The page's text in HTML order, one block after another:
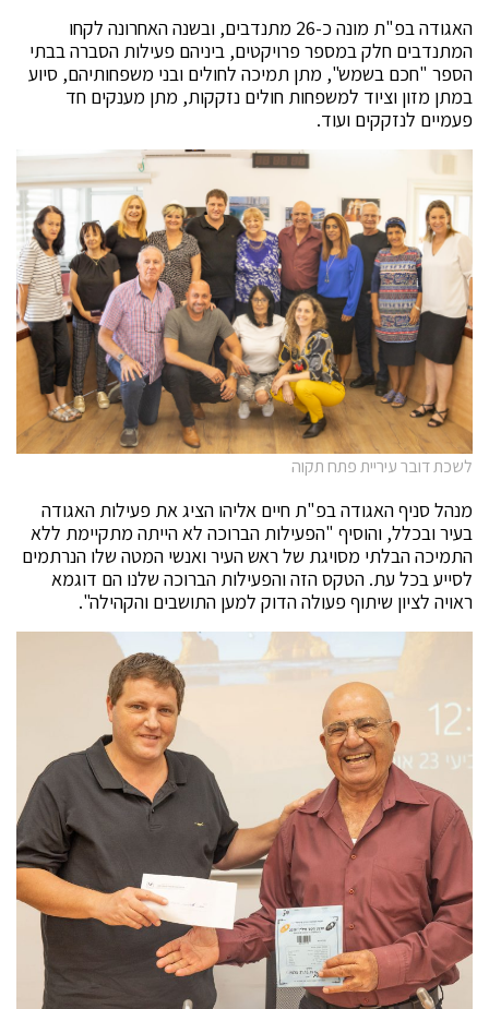
האגודה בפ"ת מונה כ-26 מתנדבים, ובשנה האחרונה לקחו
המתנדבים חלק במספר פרויקטים, ביניהם פעילות הסברה בבתי
הספר "חכם בשמש", מתן תמיכה לחולים ובני משפחותיהם, סיוע
במתן מזון וציוד למשפחות חולים נזקקות, מתן מענקים חד
פעמיים לנזקקים ועוד.
לשכת דובר עיריית פתח תקוה
מנהל סניף האגודה בפ"ת חיים אליהו הציג את פעילות האגודה
בעיר ובכלל, והוסיף "הפעילות הברוכה לא הייתה מתקיימת ללא
התמיכה הבלתי מסויגת של ראש העיר ואנשי המטה שלו הנרתמים
לסייע בכל עת. הטקס הזה והפעילות הברוכה שלנו הם דוגמא
ראויה לציון שיתוף פעולה הדוק למען התושבים והקהילה".